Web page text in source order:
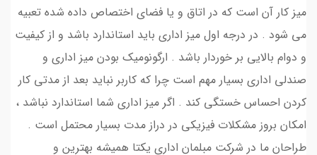
میز کار آن است که در اتاق و یا فضای اختصاص داده شده تعبیه
می شود . در درجه اول میز اداری باید استاندارد باشد و از کیفیت
و دوام بالایی بر خوردار باشد . ارگونومیک بودن میز اداری و
صندلی اداری بسیار مهم است چرا که کاربر نباید بعد از مدتی کار
کردن احساس خستگی کند . اگر میز اداری شما استاندارد نباشد ،
امکان بروز مشکلات فیزیکی در دراز مدت بسیار محتمل است .
طراحان ما در شرکت مبلمان اداری یکتا همیشه بهترین و